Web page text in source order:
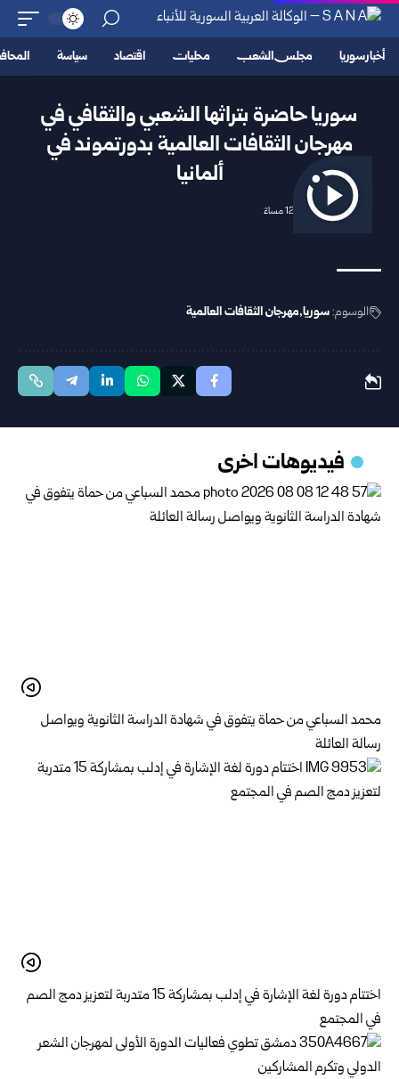
أخبار سوريا مجلس الشعب محليات اقتصاد سياسة
سوريا حاضرة بتراثها الشعبي والثقافي في
مهرجان الثقافات العالمية بدورتموند في
ألمانيا
2026/04/27 12:06 مساءً
الوسوم:سوريا مهرجان الثقافات العالمية
فيديوهات اخرى
محمد السباعي من حماة يتفوق في شهادة الدراسة الثانوية ويواصل
رسالة العائلة
اختتام دورة لغة الإشارة في إدلب بمشاركة 15 متدربة لتعزيز دمج الصم
في المجتمع